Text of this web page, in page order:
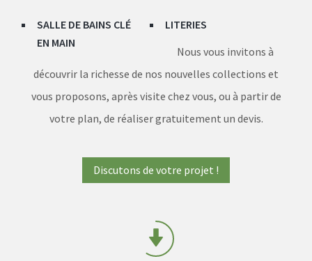
SALLE DE BAINS CLÉ
EN MAIN
LITERIES
Nous vous invitons à
découvrir la richesse de nos nouvelles collections et
vous proposons, après visite chez vous, ou à partir de
votre plan, de réaliser gratuitement un devis.
Discutons de votre projet !